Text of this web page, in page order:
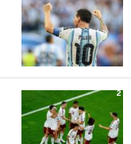
2